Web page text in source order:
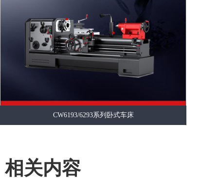
CW6193/6293系列卧式车床
相关内容